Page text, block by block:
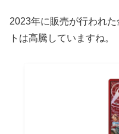
2023年に販売が行われ
トは高騰していますね。